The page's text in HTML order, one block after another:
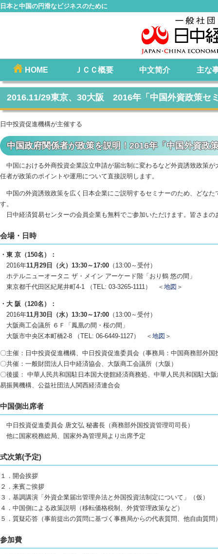
日本と中国の円滑なビジネスのために
メインメニュー
へ
移
動
HOME ＪＣＣ概要 中文简介 主な
2016.11/29東京、30大阪 2016年「中国外資政策セ
日中投資促進機構が主催する
中国政府関係者が政策を説明！2016年「中国外資政
中国における外商投資企業設立申請が届出制に変わるなど外資誘致政策が
任者が政策のポイントや運用について直接説明します。
中国の外資誘致政策を広く日本企業にご説明するセミナーのため、どなた
す。
日中経済貿易センターの会員企業も無料でご参加いただけます。皆さまの
会場・日時
・東 京（150名）：
2016年11月29日（火）13:30～17:00 （13:00～受付）
ホテルニューオータニ ザ・メイン アーケード階「おり鶴 悠の間」
東京都千代田区紀尾井町4-1 （TEL: 03-3265-1111） ＜ 地図 ＞
・大 阪（120名）：
2016年11月30日（水）13:30～17:00 （13:00～受付）
大阪商工会議所 ６Ｆ「鳳凰の間・桜の間」
大阪市中央区本町橋2-8 （TEL: 06-6449-1127） ＜ 地図 ＞
〇主催：日中投資促進機構、中日投資促進委員会（事務局：中国商務部外国
〇共催：一般財団法人日中経済協会、大阪商工会議所（大阪）
〇後援： 中華人民共和国駐日本国大使館経済商務処、中華人民共和国駐大
易振興機構、公益社団法人関西経済連合会
中国側出席者
中日投資促進委員会 唐文弘 秘書長（商務部外国投資管理司司長）
他に国家税務総局、国家外為管理局より出席予定
式次第(予定)
１．開会挨拶
２．来賓ご挨拶
３．基調講演「外資企業届出管理弁法と外国投資法制定について」（仮）
４．中国側による政策説明（移転価格税制、外貨管理政策など）
５．質疑応答（事前提出の質問に基づく事務局からの代表質問、他自由質問
参加費